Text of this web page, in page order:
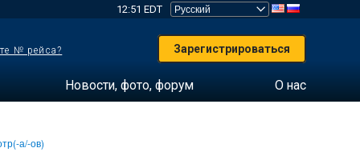
12:51 EDT
№ рейса? Зарегистрироваться
Новости, фото, форум О нас
а/-ов)